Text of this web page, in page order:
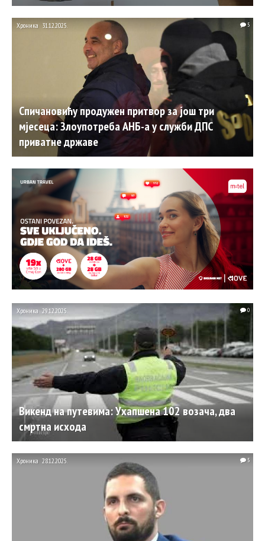
Спичановићу продужен притвор за још три
мјесеца: Злоупотреба АНБ-а у служби ДПС
приватне државе
Хроника 31.12.2025. 5
Викенд на путевима: Ухапшена 102 возача, два
смртна исхода
Хроника 29.12.2025. 0
Хроника 28.12.2025. 5